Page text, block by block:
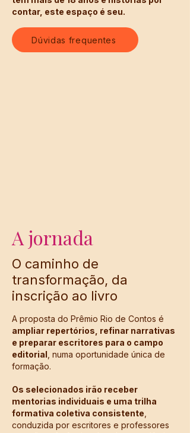
contar, este espaço é seu.
Dúvidas frequentes
A jornada
O caminho de
transformação, da
inscrição ao livro
A proposta do Prêmio Rio de Contos é
ampliar repertórios, refinar narrativas
e preparar escritores para o campo
editorial , numa oportunidade única de
formação.
Os selecionados irão receber
mentorias individuais e uma trilha
formativa coletiva consistente
conduzida por escritores e professores